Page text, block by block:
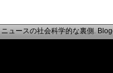
ニュースの社会科学的な裏側.